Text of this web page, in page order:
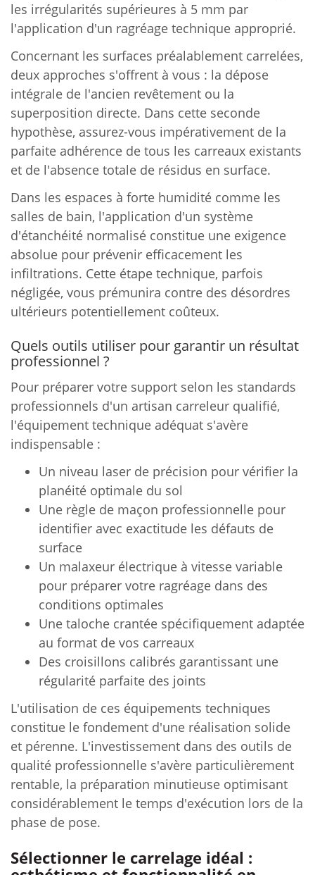
les irrégularités supérieures à 5 mm par
l'application d'un ragréage technique approprié.
Concernant les surfaces préalablement carrelées,
deux approches s'offrent à vous : la dépose
intégrale de l'ancien revêtement ou la
superposition directe. Dans cette seconde
hypothèse, assurez-vous impérativement de la
parfaite adhérence de tous les carreaux existants
et de l'absence totale de résidus en surface.
Dans les espaces à forte humidité comme les
salles de bain, l'application d'un système
d'étanchéité normalisé constitue une exigence
absolue pour prévenir efficacement les
infiltrations. Cette étape technique, parfois
négligée, vous prémunira contre des désordres
ultérieurs potentiellement coûteux.
Quels outils utiliser pour garantir un résultat
professionnel ?
Pour préparer votre support selon les standards
professionnels d'un artisan carreleur qualifié,
l'équipement technique adéquat s'avère
indispensable :
Un niveau laser de précision pour vérifier la
planéité optimale du sol
Une règle de maçon professionnelle pour
identifier avec exactitude les défauts de
surface
Un malaxeur électrique à vitesse variable
pour préparer votre ragréage dans des
conditions optimales
Une taloche crantée spécifiquement adaptée
au format de vos carreaux
Des croisillons calibrés garantissant une
régularité parfaite des joints
L'utilisation de ces équipements techniques
constitue le fondement d'une réalisation solide
et pérenne. L'investissement dans des outils de
qualité professionnelle s'avère particulièrement
rentable, la préparation minutieuse optimisant
considérablement le temps d'exécution lors de la
phase de pose.
Sélectionner le carrelage idéal :